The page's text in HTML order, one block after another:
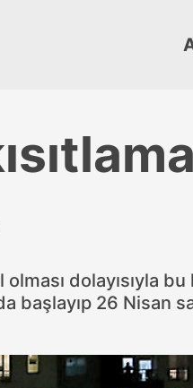
dolayısıyla
başlayıp 26 Nisan